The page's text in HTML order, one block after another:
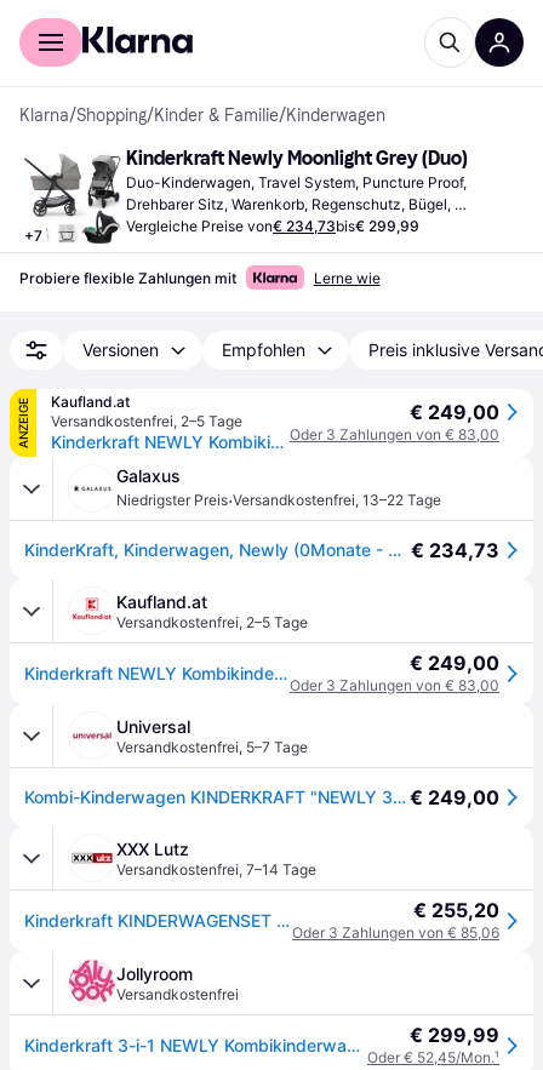
Für Shopper
Klarna/Shopping/Kinder & Familie/Kinderwagen
+7
Kinderkraft Newly Moonlight Grey (Duo)
Duo-Kinderwagen, Travel System, Puncture Proof,
Drehbarer Sitz, Warenkorb, Regenschutz, Bügel,
Verlängerbares Verdeck, Einstellbarer Griff, Grau
Vergleiche Preise von€ 234,73bis€ 299,99
Probiere flexible Zahlungen mit Lerne wie
Versionen Empfohlen Preis inklusive
ANZEIGE
Kaufland.at
Versandkostenfrei, 2–5 Tage
Kinderkraft NEWLY Kombikinderwagen Grau
€ 249,00
Oder 3 Zahlungen von € 83,00
Galaxus
Niedrigster Preis·Versandkostenfrei, 13–22 Tage
KinderKraft, Kinderwagen, Newly (0Monate - 4Jahre) € 234,73
Kaufland.at
Versandkostenfrei, 2–5 Tage
Kinderkraft NEWLY Kombikinderwagen Grau € 249,00
Oder 3 Zahlungen von € 83,00
Universal
Versandkostenfrei, 5–7 Tage
Kombi-Kinderwagen KINDERKRAFT "NEWLY 3IN1 MINK PRO", Baby, grau (moonlight grau), Kinderwagen Kombi-Kinderwagen€ 249,00
XXX Lutz
Versandkostenfrei, 7–14 Tage
Kinderkraft KINDERWAGENSET Hellgrau xxxlutz.at € 255,20
Oder 3 Zahlungen von € 85,06
Jollyroom
Versandkostenfrei
Kinderkraft 3-i-1 NEWLY Kombikinderwagen Travelsystem, Moonlight Grey, Kinderwagen, 2 in 1 € 299,99
Oder € 52,45/Mon.¹